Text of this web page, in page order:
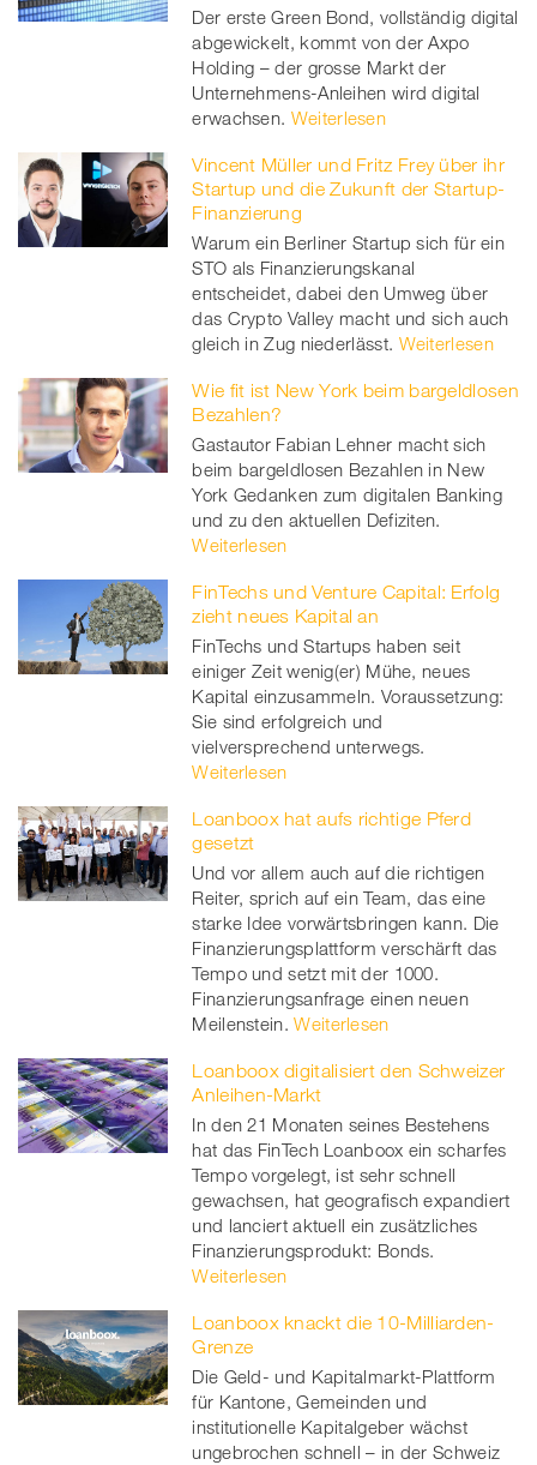
Der erste Green Bond, vollständig digital
abgewickelt, kommt von der Axpo
Holding – der grosse Markt der
Unternehmens-Anleihen wird digital
erwachsen. Weiterlesen
Vincent Müller und Fritz Frey über ihr
Startup und die Zukunft der Startup-
Finanzierung
Warum ein Berliner Startup sich für ein
STO als Finanzierungskanal
entscheidet, dabei den Umweg über
das Crypto Valley macht und sich auch
gleich in Zug niederlässt. Weiterlesen
Wie fit ist New York beim bargeldlosen
Bezahlen?
Gastautor Fabian Lehner macht sich
beim bargeldlosen Bezahlen in New
York Gedanken zum digitalen Banking
und zu den aktuellen Defiziten.
Weiterlesen
FinTechs und Venture Capital: Erfolg
zieht neues Kapital an
FinTechs und Startups haben seit
einiger Zeit wenig(er) Mühe, neues
Kapital einzusammeln. Voraussetzung:
Sie sind erfolgreich und
vielversprechend unterwegs.
Weiterlesen
Loanboox hat aufs richtige Pferd
gesetzt
Und vor allem auch auf die richtigen
Reiter, sprich auf ein Team, das eine
starke Idee vorwärtsbringen kann. Die
Finanzierungsplattform verschärft das
Tempo und setzt mit der 1000.
Finanzierungsanfrage einen neuen
Meilenstein. Weiterlesen
Loanboox digitalisiert den Schweizer
Anleihen-Markt
In den 21 Monaten seines Bestehens
hat das FinTech Loanboox ein scharfes
Tempo vorgelegt, ist sehr schnell
gewachsen, hat geografisch expandiert
und lanciert aktuell ein zusätzliches
Finanzierungsprodukt: Bonds.
Weiterlesen
Loanboox knackt die 10-Milliarden-
Grenze
Die Geld- und Kapitalmarkt-Plattform
für Kantone, Gemeinden und
institutionelle Kapitalgeber wächst
ungebrochen schnell – in der Schweiz